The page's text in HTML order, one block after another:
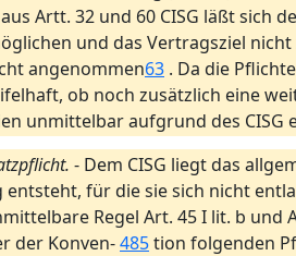
Artt. 32 und 60 CISG läßt sich
und das Vertragsziel
angenommen63 . Da die
ob noch zusätzlich eine
unmittelbar aufgrund des
- Dem CISG liegt das
für die sie sich nicht
Regel Art. 45 I lit. b und
der Konven-485tion folgenden